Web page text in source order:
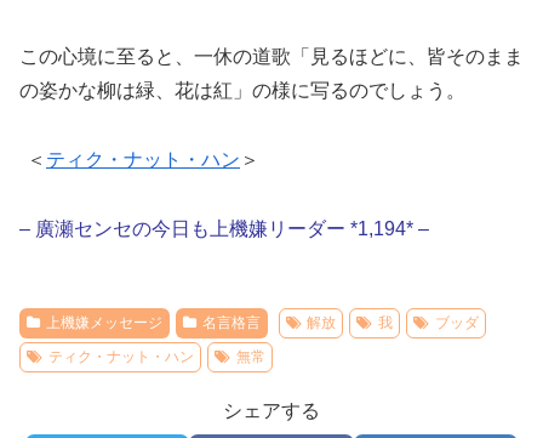
この心境に至ると、一休の道歌「見るほどに、皆そのまま
の姿かな柳は緑、花は紅」の様に写るのでしょう。
＜ ティク・ナット・ハン ＞
– 廣瀬センセの今日も上機嫌リーダー *1,194* –
上機嫌メッセージ 名言格言 解放 我
ブッダ
ティク・ナット・ハン
無常
シェアする